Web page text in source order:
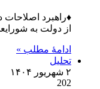
♦راهبرد اصلاحات
از دولت به
ادامۀ مطلب »
تحلیل
۲ شهریور ۱۴۰۴
202